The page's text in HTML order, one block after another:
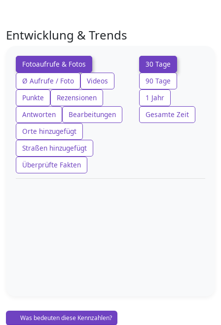
Entwicklung & Trends
Fotoaufrufe & Fotos
Ø Aufrufe / Foto
Videos
Punkte
Rezensionen
Antworten
Bearbeitungen
Orte hinzugefügt
Straßen hinzugefügt
Überprüfte Fakten
30 Tage
90 Tage
1 Jahr
Gesamte Zeit
Was bedeuten diese Kennzahlen?